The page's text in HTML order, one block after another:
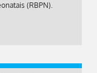
(RBPN).